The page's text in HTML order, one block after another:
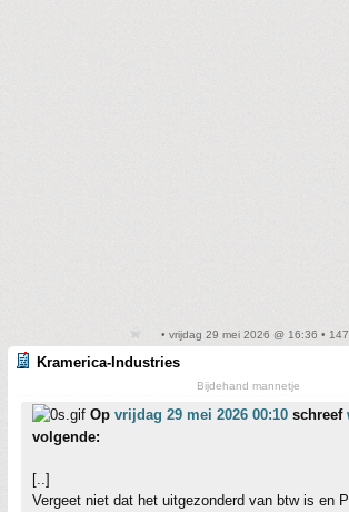
• vrijdag 29 mei 2026 @ 16:36 • 147
Kramerica-Industries
Bijdehand mannetje
Op vrijdag 29 mei 2026 00:10 schreef
volgende:
[..]
Vergeet niet dat het uitgezonderd van btw is en